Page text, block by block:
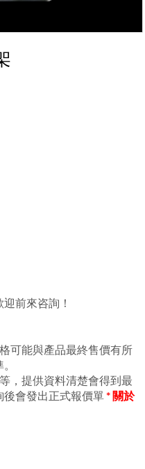
前來咨詢！
可能與產品最終售價有所
，提供資料清楚會得到最
會發出正式報價單* 關於